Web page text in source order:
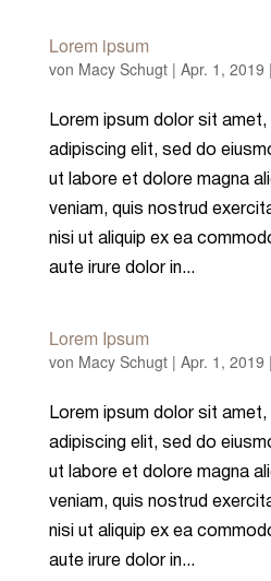
Lorem ipsum
von Macy Schugt| Apr. 1, 2019 |
Lorem ipsum dolor sit
adipiscing elit, sed do
ut labore et dolore magna
veniam, quis nostrud
nisi ut aliquip ex ea
aute irure dolor in...
Lorem Ipsum
von Macy Schugt| Apr. 1, 2019 |
Lorem ipsum dolor sit
adipiscing elit, sed do
ut labore et dolore magna
veniam, quis nostrud
nisi ut aliquip ex ea
aute irure dolor in...